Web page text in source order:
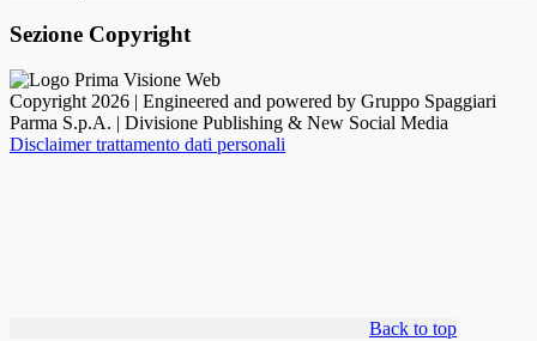
Sezione Copyright
Copyright 2026 | Engineered and powered by Gruppo Spaggiari
Parma S.p.A. | Divisione Publishing & New Social Media
Disclaimer trattamento dati personali
Back to top